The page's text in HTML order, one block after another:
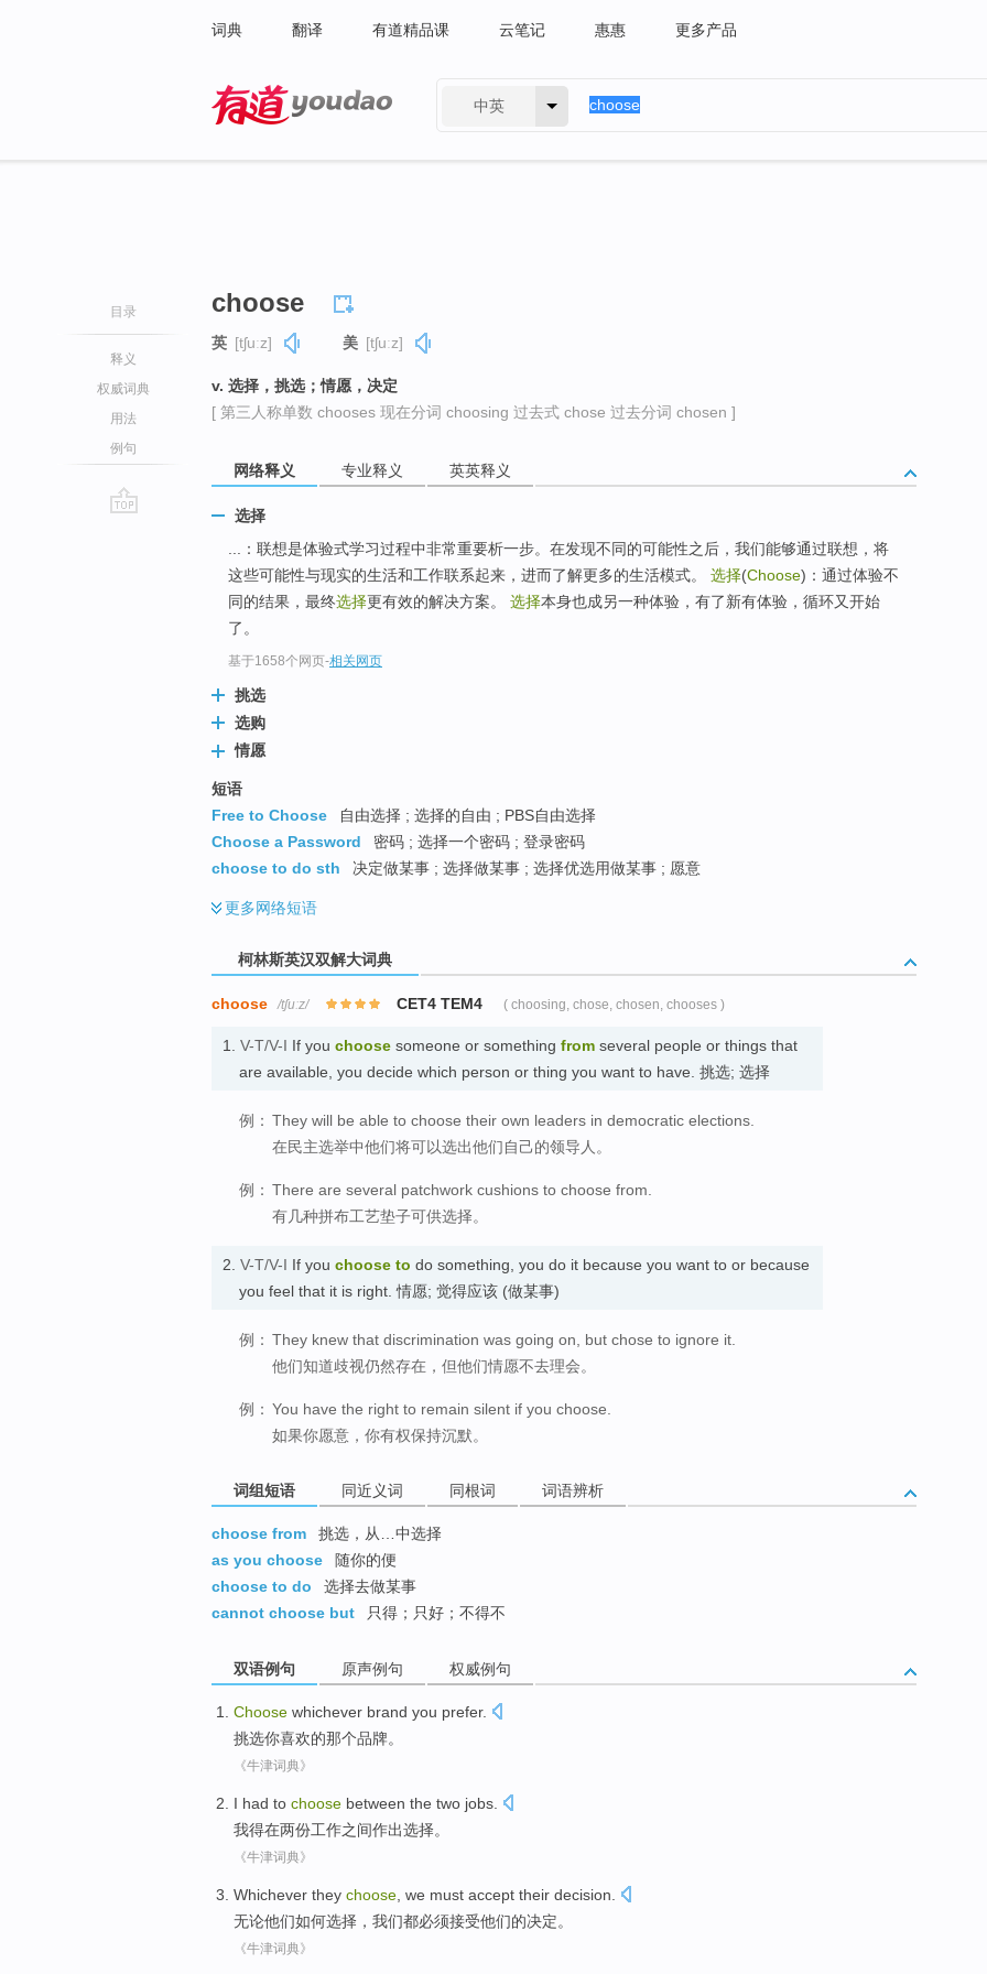
词典 翻译 有道精品课 云笔记 惠惠 更多产品
中英
目录
释义
权威词典
用法
例句
choose
英 [tʃuːz] 美 [tʃuːz]
v. 选择，挑选；情愿，决定
[ 第三人称单数 chooses 现在分词 choosing 过去式 chose 过去分词 chosen ]
网络释义 专业释义 英英释义
选择
...：联想是体验式学习过程中非常重要析一步。在发现不同的可能性之后，我们能够通过联想，将
这些可能性与现实的生活和工作联系起来，进而了解更多的生活模式。 选择(Choose)：通过体验不
同的结果，最终选择更有效的解决方案。 选择本身也成另一种体验，有了新有体验，循环又开始
了。
基于1658个网页-相关网页
挑选
选购
情愿
短语
Free to Choose
自由选择 ; 选择的自由 ; PBS自由选择
Choose a Password
密码 ; 选择一个密码 ; 登录密码
choose to do sth
决定做某事 ; 选择做某事 ; 选择优选用做某事 ; 愿意
更多网络短语
柯林斯英汉双解大词典
choose /tʃuːz/ CET4 TEM4 ( choosing, chose, chosen, chooses )
1. V-T/V-I If you choose someone or something from several people or things that
are available, you decide which person or thing you want to have. 挑选; 选择
例： They will be able to choose their own leaders in democratic elections.
在民主选举中他们将可以选出他们自己的领导人。
例： There are several patchwork cushions to choose from.
有几种拼布工艺垫子可供选择。
2. V-T/V-I If you choose to do something, you do it because you want to or because
you feel that it is right. 情愿; 觉得应该 (做某事)
例： They knew that discrimination was going on, but chose to ignore it.
他们知道歧视仍然存在，但他们情愿不去理会。
例： You have the right to remain silent if you choose.
如果你愿意，你有权保持沉默。
词组短语 同近义词 同根词 词语辨析
choose from
挑选，从…中选择
as you choose
随你的便
choose to do
选择去做某事
cannot choose but
只得；只好；不得不
双语例句 原声例句 权威例句
Choose whichever brand you prefer.
挑选你喜欢的那个品牌。
《牛津词典》
I had to choose between the two jobs
我得在两份工作之间作出选择。
《牛津词典》
Whichever they choose we must accept their decision
无论他们如何选择 ， 我们都必须接受他们的决定。
《牛津词典》